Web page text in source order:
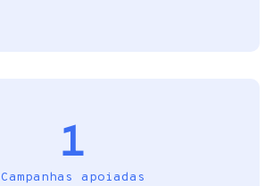
1
Campanhas apoiadas